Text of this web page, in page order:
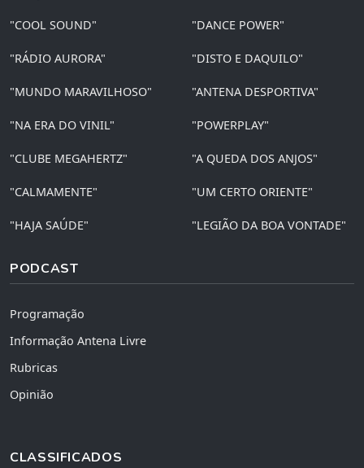
"COOL SOUND" "DANCE POWER"
"RÁDIO AURORA" "DISTO E DAQUILO"
"MUNDO MARAVILHOSO" "ANTENA DESPORTIVA"
"NA ERA DO VINIL" "POWERPLAY"
"CLUBE MEGAHERTZ" "A QUEDA DOS ANJOS"
"CALMAMENTE" "UM CERTO ORIENTE"
"HAJA SAÚDE" "LEGIÃO DA BOA VONTADE"
PODCAST
Programação
Informação Antena Livre
Rubricas
Opinião
CLASSIFICADOS